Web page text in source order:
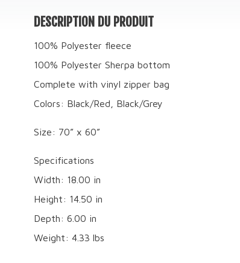
DESCRIPTION DU PRODUIT
100% Polyester fleece
100% Polyester Sherpa bottom
Complete with vinyl zipper bag
Colors: Black/Red, Black/Grey
Size: 70” x 60”
Specifications
Width: 18.00 in
Height: 14.50 in
Depth: 6.00 in
Weight: 4.33 lbs